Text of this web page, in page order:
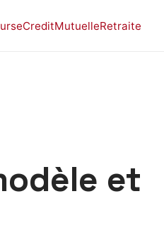
CreditMutuelleRetraite
et